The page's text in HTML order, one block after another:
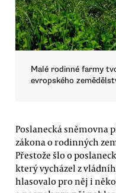
Malé rodinné farmy
evropského
Poslanecká sněmovna
zákona o rodinných
Přestože šlo o
který vycházel z
hlasovalo pro něj i